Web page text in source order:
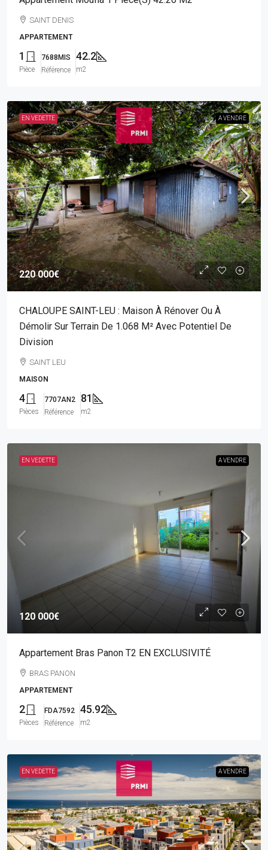
SAINT DENIS
APPARTEMENT
1
Pièce
7688MIS
Référence
42.2
m2
EN VEDETTE A VENDRE
220 000€
CHALOUPE SAINT-LEU : Maison À Rénover Ou À
Démolir Sur Terrain De 1.068 M² Avec Potentiel De
Division
SAINT LEU
MAISON
4
Pièces
7707AN2
Référence
81
m2
EN VEDETTE A VENDRE
120 000€
Appartement Bras Panon T2 EN EXCLUSIVITÉ
BRAS PANON
APPARTEMENT
2
Pièces
FDA7592
Référence
45.92
m2
EN VEDETTE A VENDRE